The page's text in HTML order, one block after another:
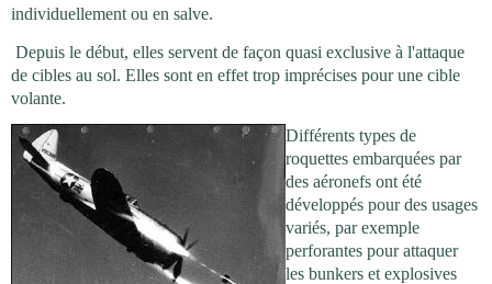
individuellement ou en salve.
Depuis le début, elles servent de façon quasi exclusive à l'attaque
de cibles au sol. Elles sont en effet trop imprécises pour une cible
volante.
Différents types de
roquettes embarquées par
des aéronefs ont été
développés pour des usages
variés, par exemple
perforantes pour attaquer
les bunkers et explosives